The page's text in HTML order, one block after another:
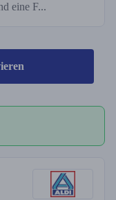
eine F...